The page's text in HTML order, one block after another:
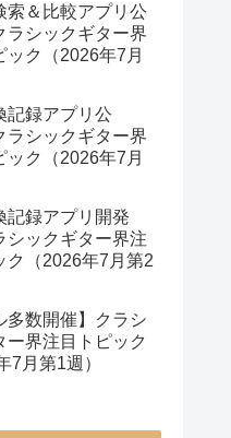
索＆比較アプリ公
ラシックギター界
ック（2026年7月
記録アプリ公
ラシックギター界
ック（2026年7月
記録アプリ開発
シックギター界注
ク（2026年7月第2
多数開催】クラシ
ー界注目トピック
7月第1週）